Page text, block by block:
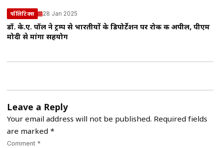
पॉलिटिक्स 28 Jan 2025
डॉ. के.ए. पॉल ने ट्रम्प से भारतीयों के डिपोर्टेशन पर रोक की अपील, पीएम
मोदी से मांगा सहयोग
Leave a Reply
Your email address will not be published. Required fields
are marked *
Comment *